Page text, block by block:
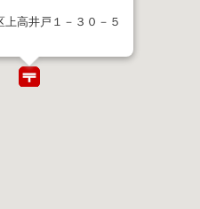
上高井戸１－３０－５